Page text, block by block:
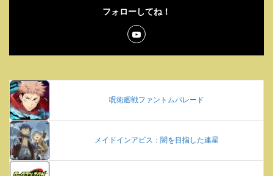
フォローしてね！
呪術廻戦ファントムパレード
メイドインアビス：闇を目指した連星